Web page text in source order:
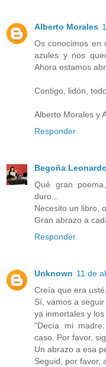
Alberto Morales
Os conocimos en
azules y nos
Ahora estamos
Contigo, lidón,
Alberto Morales y
Responder
Begoña Leonardo
Qué gran
duro...
Necesito un libro,
Gran abrazo a
Responder
Unknown 11 de
Creía que era
Sí, vamos a
ya inmortales y
"Decía mi
caso. Por favor,
Un abrazo a esa
Seguid, por favor,